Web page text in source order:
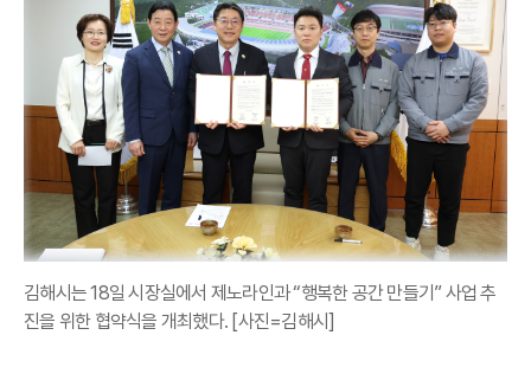
김해시는 18일 시장실에서 제노라인과 “행복한 공간 만들기” 사업 추
진을 위한 협약식을 개최했다. [사진=김해시]